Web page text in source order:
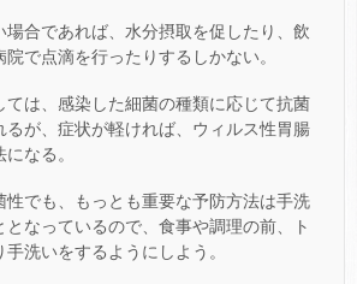
場合であれば、水分摂取を促したり、飲
で点滴を行ったりするしかない。
ては、感染した細菌の種類に応じて抗菌
るが、症状が軽ければ、ウィルス性胃腸
なる。
性でも、もっとも重要な予防方法は手洗
となっているので、食事や調理の前、ト
洗いをするようにしよう。